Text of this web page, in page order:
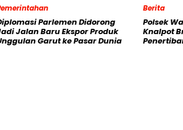
Parlemen Didorong
Jalan Baru Ekspor Produk
Garut ke Pasar Dunia
Berita
Polsek
Knalpot